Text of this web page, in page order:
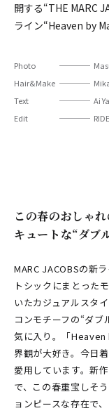
開する“THE MARC
ライン“Heaven by
Photo
Hair&Make
Text
Ai
Edit
この春のおしゃ
キュートな“ダブ
MARC JACOBSの新
トシックにまとった
いたカジュアルスタ
コンモチーフの“ダブ
気に入り。「
界観が大好き。今日
愛用しています。新
で、この春重宝しそ
ョンピースな存在で